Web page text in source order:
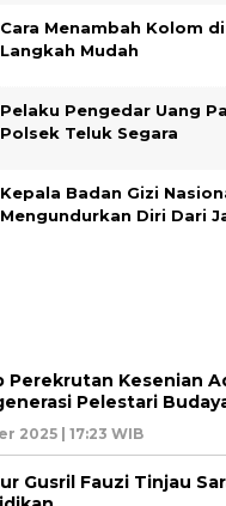
Cara Menambah Kolom
Langkah Mudah
Pelaku Pengedar Uang
Polsek Teluk Segara
Kepala Badan Gizi
Mengundurkan Diri Dari
Perekrutan Kesenian
Pelestari
2025 | 17:23 WIB
Gusril Fauzi Tinjau